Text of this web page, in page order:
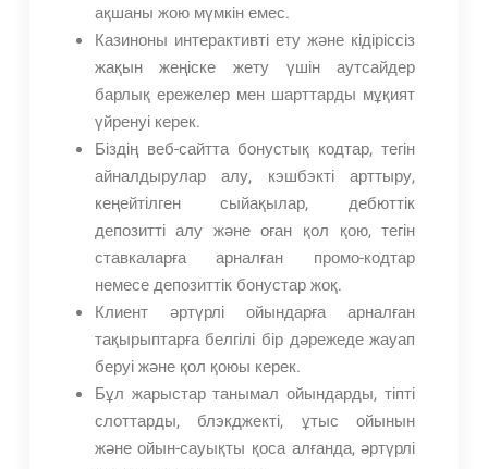
ақшаны жою мүмкін емес.
Казиноны интерактивті ету және кідіріссіз
жақын жеңіске жету үшін аутсайдер
барлық ережелер мен шарттарды мұқият
үйренуі керек.
Біздің веб-сайтта бонустық кодтар, тегін
айналдырулар алу, кэшбэкті арттыру,
кеңейтілген сыйақылар, дебюттік
депозитті алу және оған қол қою, тегін
ставкаларға арналған промо-кодтар
немесе депозиттік бонустар жоқ.
Клиент әртүрлі ойындарға арналған
тақырыптарға белгілі бір дәрежеде жауап
беруі және қол қоюы керек.
Бұл жарыстар танымал ойындарды, тіпті
слоттарды, блэкджекті, ұтыс ойынын
және ойын-сауықты қоса алғанда, әртүрлі